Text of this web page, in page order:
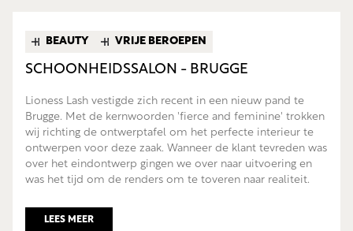
BEAUTY VRIJE BEROEPEN
SCHOONHEIDSSALON - BRUGGE
Lioness Lash vestigde zich recent in een nieuw pand te
Brugge. Met de kernwoorden 'fierce and feminine' trokken
wij richting de ontwerptafel om het perfecte interieur te
ontwerpen voor deze zaak. Wanneer de klant tevreden was
over het eindontwerp gingen we over naar uitvoering en
was het tijd om de renders om te toveren naar realiteit.
LEES MEER